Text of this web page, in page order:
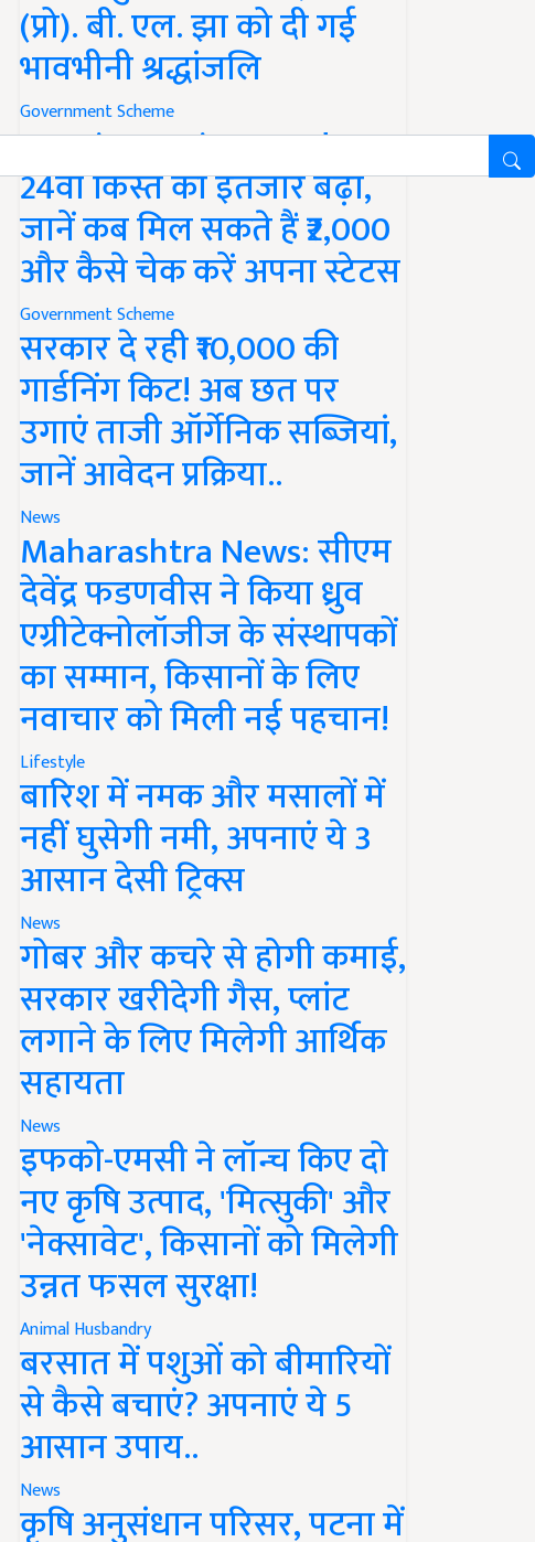
(प्रो). बी. एल. झा को दी गई
भावभीनी श्रद्धांजलि
Government Scheme
PM Kisan Yojana Update:
24वीं किस्त का इंतजार बढ़ा,
जानें कब मिल सकते हैं ₹2,000
और कैसे चेक करें अपना स्टेटस
Government Scheme
सरकार दे रही ₹10,000 की
गार्डनिंग किट! अब छत पर
उगाएं ताजी ऑर्गेनिक सब्जियां,
जानें आवेदन प्रक्रिया..
News
Maharashtra News: सीएम
देवेंद्र फडणवीस ने किया ध्रुव
एग्रीटेक्नोलॉजीज के संस्थापकों
का सम्मान, किसानों के लिए
नवाचार को मिली नई पहचान!
Lifestyle
बारिश में नमक और मसालों में
नहीं घुसेगी नमी, अपनाएं ये 3
आसान देसी ट्रिक्स
News
गोबर और कचरे से होगी कमाई,
सरकार खरीदेगी गैस, प्लांट
लगाने के लिए मिलेगी आर्थिक
सहायता
News
इफको-एमसी ने लॉन्च किए दो
नए कृषि उत्पाद, 'मित्सुकी' और
'नेक्सावेट', किसानों को मिलेगी
उन्नत फसल सुरक्षा!
Animal Husbandry
बरसात में पशुओं को बीमारियों
से कैसे बचाएं? अपनाएं ये 5
आसान उपाय..
News
कृषि अनुसंधान परिसर, पटना में